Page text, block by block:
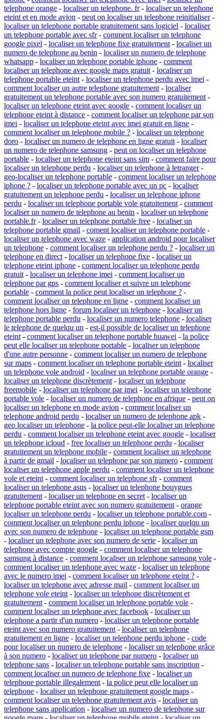
telephone orange - localiser un telephone. fr- localiser un telephone
eteint et en mode avion - peut on localiser un telephone reinitialiser-
localiser un telephone portable gratuitement sans logiciel - localiser
un telephone portable avec sfr- comment localiser un telephone
google pixel - localiser un telephone fixe gratuitement - localiser un
numero de telephone au benin - localiser un numero de telephone
whatsapp - localiser un telephone portable iphone - comment
localiser un telephone avec google maps gratuit - localiser un
telephone portable eteint - localiser un telephone perdu avec imei -
comment localiser un autre telephone gratuitement - localiser
gratuitement un telephone portable avec son numero gratuitement -
localiser un telephone eteint avec google - comment localiser un
telephone eteint à distance - comment localiser un telephone par son
imei - localiser un telephone eteint avec imei gratuit en ligne -
comment localiser un telephone mobile ? - localiser un telephone
doro - localiser un numero de telephone en ligne gratuit - localiser
un numero de telephone samsung - peut on localiser un telephone
portable - localiser un telephone eteint sans sim - comment faire pour
localiser un telephone perdu - localiser un telephone à letranger-
geo-localiser un telephone portable - comment localiser un telephone
iphone ? - localiser un telephone portable avec un pc - localiser
gratuitement un telephone perdu - localiser un telephone iphone
perdu - localiser un telephone portable vole gratuitement - comment
localiser un numero de telephone au benin - localiser un telephone
portable.fr- localiser un telephone portable free - localiser un
telephone portable gmail - coment localiser un telephone portable -
localiser un telephone avec waze - application android pour localiser
un telephone - comment localiser un telephone perdu ? - localiser un
telephone en direct - localiser un telephone fixe - localiser un
telephone eteint iphone - comment localiser un telephone perdu
gratuit - localiser un telephone imei - comment localiser un
telephone par gps - comment localiser et suivre un telephone
portable - comment la police peut localiser un telephone ? -
comment localiser un telephone en ligne - comment localiser un
telephone hors ligne - forum localiser un telephone - localiser un
telephone portable perdu - localiser un numero telephone - localiser
le telephone de quelqu un - est-il possible de localiser un telephone
eteint - comment localiser un telephone portable huawei - la police
peut elle localiser un telephone portable - localiser un telephone
d'une autre personne - comment localiser un numero de telephone
sur maps - comment localiser un telephone portable eteint - localiser
un telephone vole android - localiser un telephone portable orange -
localiser un telephone discrètement - localiser un telephone
freemobile - localiser un telephone par imei - localiser un telephone
portable vole - localiser un numero de telephone en afrique - peut on
localiser un telephone en mode avion - comment localiser un
telephone android perdu - localiser un numero de telephone apk -
geo localiser un telephone - la police peut-elle localiser un telephone
perdu - comment localiser un telephone eteint avec google - localiser
un telephone icloud - free localiser un telephone perdu - localiser
gratuitement un telephone mobile - comment localiser un telephone
à partir de gmail - localiser un telephone par son numero - comment
localiser un telephone apple perdu - comment localiser un telephone
vole et eteint - comment localiser un telephone sfr- comment
localiser un telephone asus - localiser un telephone bouygues
gratuitement - localiser un telephone en secret - localiser un
telephone portable eteint avec son numero gratuitement - orange
localiser un telephone perdu - localiser un telephone portable.com -
comment localiser un telephone perdu iphone - localiser quelqu un
avec son numero de telephone - localiser un telephone portable gsm
- localiser un telephone avec son numero de serie - localiser un
telephone avec compte google - comment localiser un telephone
samsung à distance - comment localiser un telephone samsung vole -
comment localiser un telephone avec waze - localiser un telephone
avec le numero imei - comment localiser un telephone eteint ? -
localiser un telephone avec adresse mail - comment localiser un
telephone vole eteint - localiser un telephone discrètement et
gratuitement - comment localiser un telephone portable vole -
comment localiser un telephone avec facebook - localiser un
telephone a partir d'un numero - localiser un telephone portable
eteint avec son numero gratuitement - localiser un telephone
gratuitement en ligne - localiser un telephone perdu iphone - code
pour localiser un numero de telephone - localiser un telephone grâce
à son numero - localiser un telephone par numero - localiser un
telephone sans - localiser un telephone portable sans inscription -
comment localiser un numero de telephone fixe - localiser un
telephone portable illegalement - la police peut elle localiser un
telephone - localiser un telephone gratuitement google maps -
comment localiser un telephone gratuitement avis - localiser un
telephone sans application - localiser un numero de telephone sur